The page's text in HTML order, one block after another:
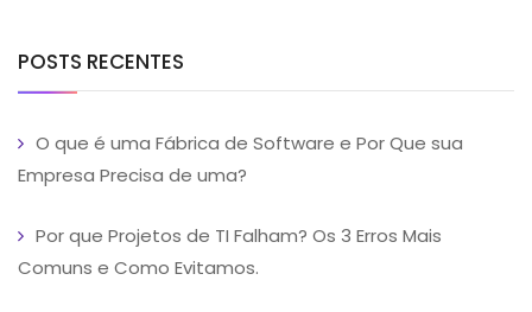
POSTS RECENTES
O que é uma Fábrica de Software e Por Que sua
Empresa Precisa de uma?
Por que Projetos de TI Falham? Os 3 Erros Mais
Comuns e Como Evitamos.